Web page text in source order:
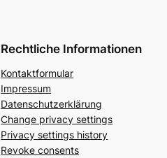
Rechtliche Informationen
Kontaktformular
Impressum
Datenschutzerklärung
Change privacy settings
Privacy settings history
Revoke consents